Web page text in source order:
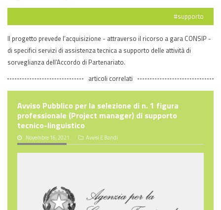
#supporto
Il progetto prevede l’acquisizione - attraverso il ricorso a gara CONSIP -
di specifici servizi di assistenza tecnica a supporto delle attività di
sorveglianza dell’Accordo di Partenariato.
articoli correlati
Avviso Pubblico per la selezione di n. 1 figura
professionale (Project manager) di supporto
tecnico-linguistico
Novembre 16, 2021 Avvisi E Bandi